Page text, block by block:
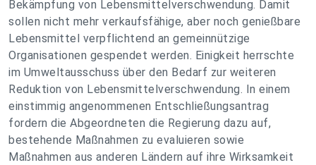
Bekämpfung von Lebensmittelverschwendung. Damit
sollen nicht mehr verkaufsfähige, aber noch genießbare
Lebensmittel verpflichtend an gemeinnützige
Organisationen gespendet werden. Einigkeit herrschte
im Umweltausschuss über den Bedarf zur weiteren
Reduktion von Lebensmittelverschwendung. In einem
einstimmig angenommenen Entschließungsantrag
fordern die Abgeordneten die Regierung dazu auf,
bestehende Maßnahmen zu evaluieren sowie
Maßnahmen aus anderen Ländern auf ihre Wirksamkeit